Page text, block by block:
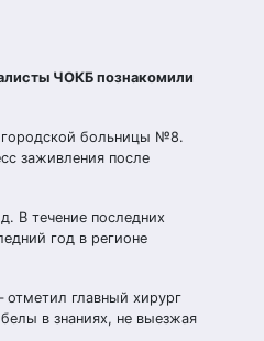
ЧОКБ познакомили
городской больницы №8.
заживления после
В течение последних
год в регионе
отметил главный хирург
в знаниях, не выезжая